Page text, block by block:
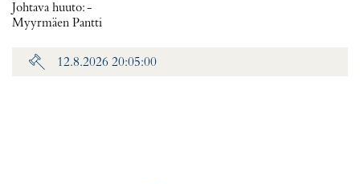
Johtava huuto:-
Myyrmäen Pantti
12.8.2026 20:05:00